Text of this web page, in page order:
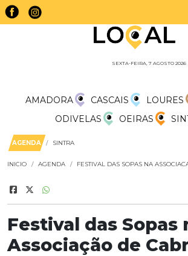
SEXTA-FEIRA, 7 AGOSTO 2026
AMADORA CASCAIS LOURES
ODIVELAS
OEIRAS
AGENDA SINTRA
INICIO AGENDA FESTIVAL DAS SOPAS NA
Festival das Sopas
Associação de